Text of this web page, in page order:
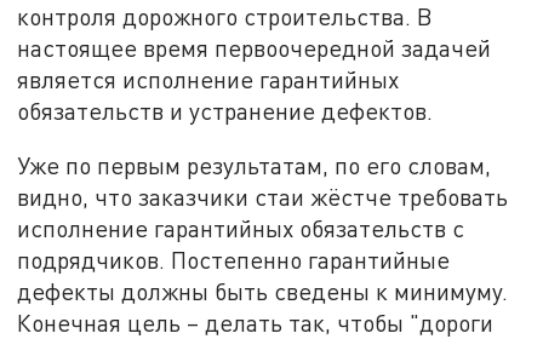
контроля дорожного строительства. В
настоящее время первоочередной задачей
является исполнение гарантийных
обязательств и устранение дефектов.
Уже по первым результатам, по его словам,
видно, что заказчики стаи жёстче требовать
исполнение гарантийных обязательств с
подрядчиков. Постепенно гарантийные
дефекты должны быть сведены к минимуму.
Конечная цель – делать так, чтобы "дороги